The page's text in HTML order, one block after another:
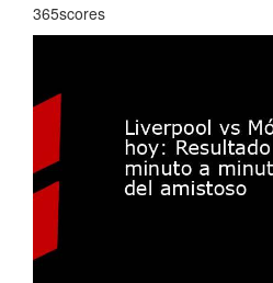
365scores